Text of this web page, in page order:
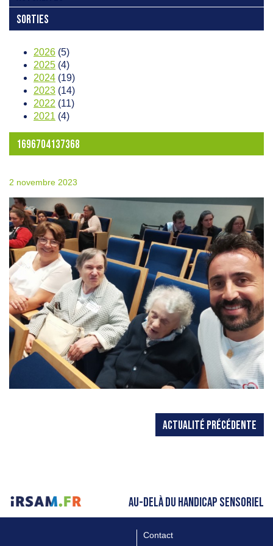
SORTIES
2026 (5)
2025 (4)
2024 (19)
2023 (14)
2022 (11)
2021 (4)
1696704137368
2 novembre 2023
ACTUALITÉ PRÉCÉDENTE
AU-DELÀ DU HANDICAP SENSORIEL
Contact